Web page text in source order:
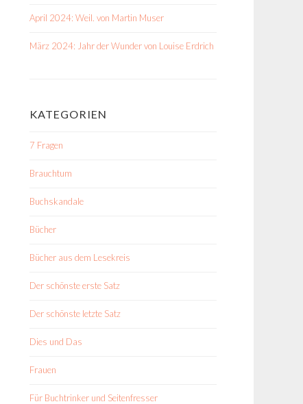
April 2024: Weil. von Martin Muser
März 2024: Jahr der Wunder von Louise Erdrich
KATEGORIEN
7 Fragen
Brauchtum
Buchskandale
Bücher
Bücher aus dem Lesekreis
Der schönste erste Satz
Der schönste letzte Satz
Dies und Das
Frauen
Für Buchtrinker und Seitenfresser